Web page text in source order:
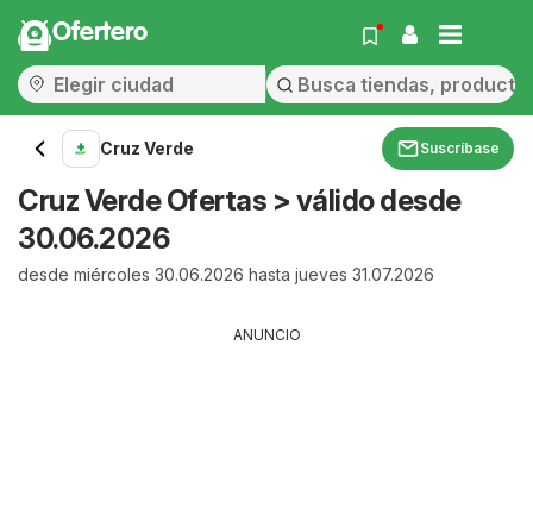
Ofertero
Cruz Verde Suscríbase
Cruz Verde Ofertas > válido desde
30.06.2026
desde miércoles 30.06.2026 hasta jueves 31.07.2026
ANUNCIO